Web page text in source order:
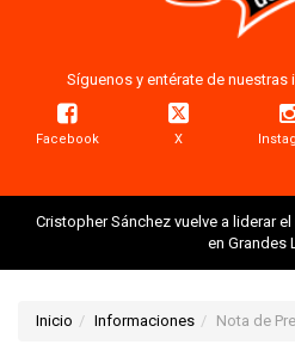
Síguenos y entérate de
Facebook X
Cristopher Sánchez vuelve a liderar
en Grandes
Inicio Informaciones Nota de